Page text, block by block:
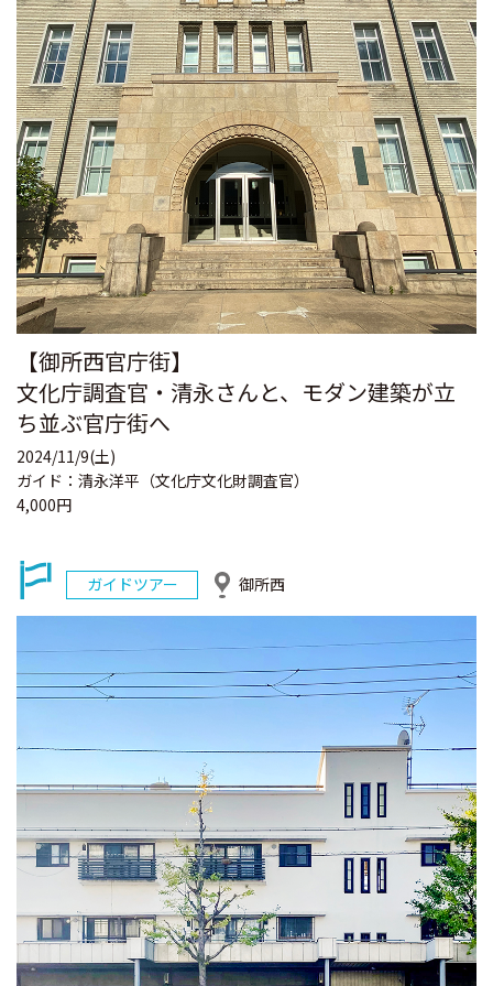
【御所西官庁街】
文化庁調査官・清永さんと、モダン建築が立
ち並ぶ官庁街へ
2024/11/9(土)
ガイド：清永洋平（文化庁文化財調査官）
4,000円
ガイドツアー 御所西